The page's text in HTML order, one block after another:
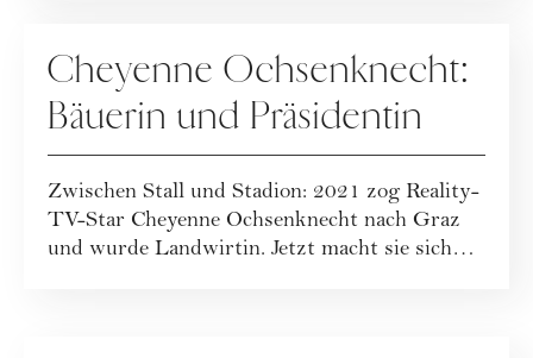
Cheyenne Ochsenknecht:
Bäuerin und Präsidentin
Zwischen Stall und Stadion: 2021 zog Reality-
TV-Star Cheyenne Ochsenknecht nach Graz
und wurde Landwirtin. Jetzt macht sie sich